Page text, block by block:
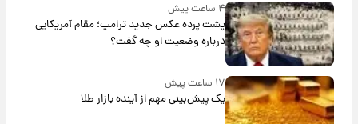
۴ ساعت پیش
پشت پرده عکس جدید ترامپ؛ مقام آمریکایی
درباره وضعیت او چه گفت؟
۱۷ ساعت پیش
یک پیش‌بینی مهم از آینده بازار طلا